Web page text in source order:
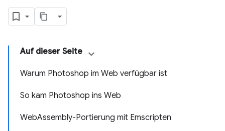
Auf dieser Seite
Warum Photoshop im Web verfügbar ist
So kam Photoshop ins Web
WebAssembly-Portierung mit Emscripten